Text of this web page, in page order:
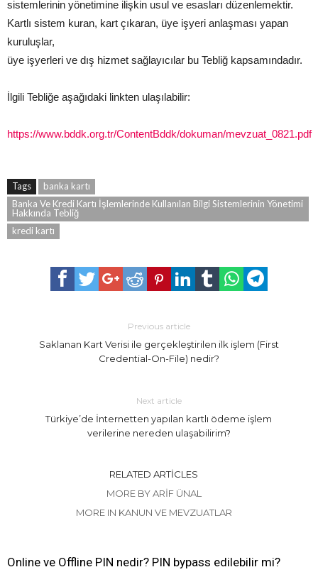
sistemlerinin yönetimine ilişkin usul ve esasları düzenlemektir.
Kartlı sistem kuran, kart çıkaran, üye işyeri anlaşması yapan
kuruluşlar,
üye işyerleri ve dış hizmet sağlayıcılar bu Tebliğ kapsamındadır.
İlgili Tebliğe aşağıdaki linkten ulaşılabilir:
https://www.bddk.org.tr/ContentBddk/dokuman/mevzuat_0821.pdf
Tags
banka kartı
Banka Ve Kredi Kartı İşlemlerinde Kullanılan Bilgi Sistemlerinin Yönetimi
Hakkında Tebliğ
kredi kartı
Previous article
Saklanan Kart Verisi ile gerçekleştirilen ilk işlem (First
Credential-On-File) nedir?
Next article
Türkiye’de İnternetten yapılan kartlı ödeme işlem
verilerine nereden ulaşabilirim?
RELATED ARTICLES
MORE BY ARIF ÜNAL
MORE IN KANUN VE MEVZUATLAR
Online ve Offline PIN nedir? PIN bypass edilebilir mi?